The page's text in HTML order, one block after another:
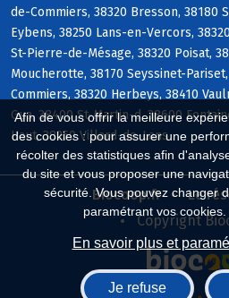
Afin de vous offrir la meilleure
des cookies : pour assurer une
récolter des statistiques afin
du site et vous proposer une
sécurité. Vous pouvez changer
paramétrant vos
En savoir plus et
Je refuse
de-Commiers, 38320 Bresson, 38180
Eybens, 38250 Lans-en-Vercors,
St-Pierre-de-Mésage, 38320 Poisat,
Moucherotte, 38170 Seyssinet-
Commiers, 38320 Herbeys, 38410
Gua, 38400 St-Martin-d, 38600
Haut, 38250 Villard-de-Lans
Biocoop.fr
Le
Copyright